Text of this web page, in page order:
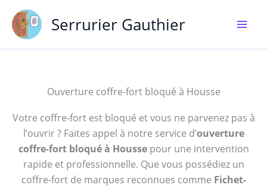
contenu
Serrurier Gauthier
Ouverture coffre-fort bloqué à Housse
Votre coffre-fort est bloqué et vous ne parvenez pas à
l’ouvrir ? Faites appel à notre service d’ouverture
coffre-fort bloqué à Houssepour une intervention
rapide et professionnelle. Que vous possédiez un
coffre-fort de marques reconnues comme Fichet-